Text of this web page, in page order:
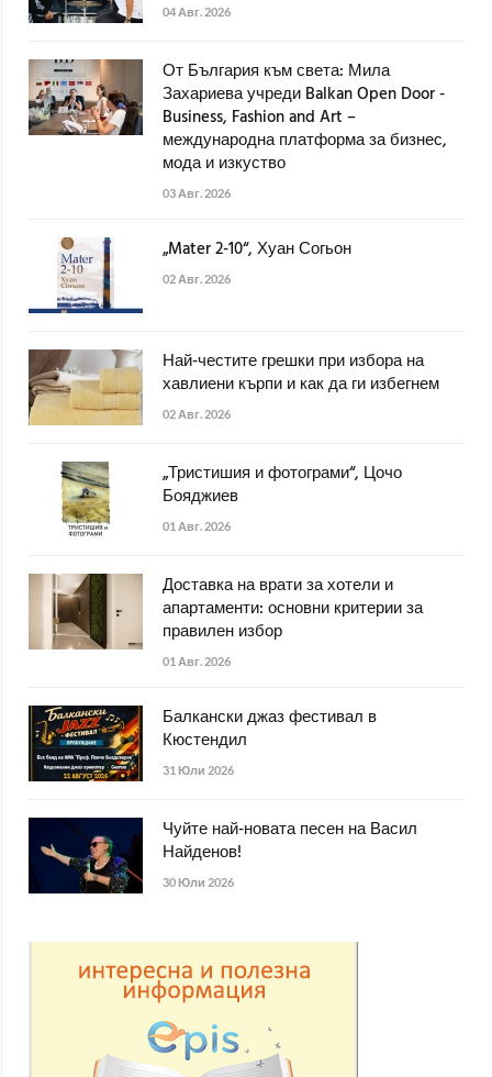
04 Авг. 2026
От България към света: Мила
Захариева учреди Balkan Open Door -
Business, Fashion and Art –
международна платформа за бизнес,
мода и изкуство
03 Авг. 2026
„Mater 2-10“, Хуан Согьон
02 Авг. 2026
Най-честите грешки при избора на
хавлиени кърпи и как да ги избегнем
02 Авг. 2026
„Тристишия и фотограми“, Цочо
Бояджиев
01 Авг. 2026
Доставка на врати за хотели и
апартаменти: основни критерии за
правилен избор
01 Авг. 2026
Балкански джаз фестивал в
Кюстендил
31 Юли 2026
Чуйте най-новата песен на Васил
Найденов!
30 Юли 2026